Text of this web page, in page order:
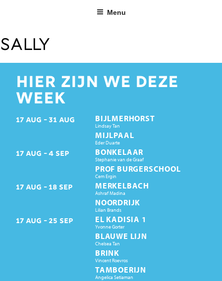
Menu
Sally
HIER ZIJN WE DEZE
WEEK
17 AUG 31 AUG BIJLMERHORST
Lindsay Tan
MIJLPAAL
Eder Duarte
17 AUG 4 SEP BONKELAAR
Stephanie van de Graaf
PROF BURGERSCHOOL
Cem Ergin
17 AUG 18 SEP MERKELBACH
Ashraf Madina
NOORDRIJK
Lilian Brands
17 AUG 25 SEP EL KADISIA 1
Yvonne Gorter
BLAUWE LIJN
Chelsea Tan
BRINK
Vincent Roevros
TAMBOERIJN
Angelica Setiaman